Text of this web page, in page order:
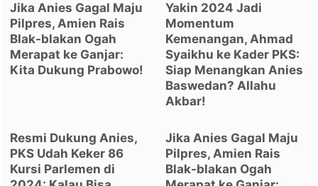
Jika Anies Gagal Maju
Pilpres, Amien Rais
Blak-blakan Ogah
Merapat ke Ganjar:
Kita Dukung Prabowo!
Yakin 2024 Jadi
Momentum
Kemenangan, Ahmad
Syaikhu ke Kader PKS:
Siap Menangkan Anies
Baswedan? Allahu
Akbar!
Resmi Dukung Anies,
PKS Udah Keker 86
Kursi Parlemen di
Jika Anies Gagal Maju
Pilpres, Amien Rais
Blak-blakan Ogah